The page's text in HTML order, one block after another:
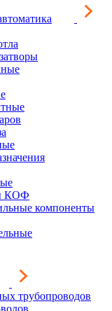
КОФ
компоненты
трубопроводов